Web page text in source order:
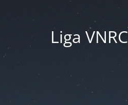
Liga VNRC